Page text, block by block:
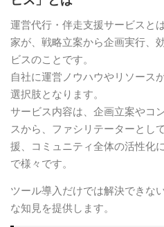
運営代行・伴走支援サービスと
家が、戦略立案から企画実行、
ビスのことです。
自社に運営ノウハウやリソース
選択肢となります。
サービス内容は、企画立案やコ
スから、ファシリテーターとし
援、コミュニティ全体の活性化
で様々です。
ツール導入だけでは解決できな
な知見を提供します。